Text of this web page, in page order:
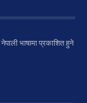
भाषामा प्रकाशित हुने